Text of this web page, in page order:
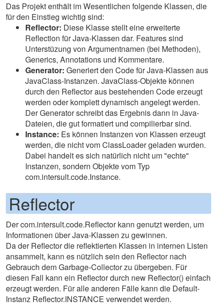
Das Projekt enthält im Wesentlichen folgende Klassen, die
für den Einstieg wichtig sind:
Reflector: Diese Klasse stellt eine erweiterte
Reflection für Java-Klassen dar. Features sind
Unterstüzung von Argumentnamen (bei Methoden),
Generics, Annotations und Kommentare.
Generator: Generiert den Code für Java-Klassen aus
JavaClass-Instanzen. JavaClass-Objekte können
durch den Reflector aus bestehenden Code erzeugt
werden oder komplett dynamisch angelegt werden.
Der Generator schreibt das Ergebnis dann in Java-
Dateien, die gut formatiert und compilierbar sind.
Instance: Es können Instanzen von Klassen erzeugt
werden, die nicht vom ClassLoader geladen wurden.
Dabei handelt es sich natürlich nicht um "echte"
Instanzen, sondern Objekte vom Typ
com.intersult.code.Instance.
Reflector
Der com.intersult.code.Reflector kann genutzt werden, um
Informationen über Java-Klassen zu gewinnen.
Da der Reflector die reflektierten Klassen in internen Listen
ansammelt, kann es nützlich sein den Reflector nach
Gebrauch dem Garbage-Collector zu übergeben. Für
diesen Fall kann ein Reflector durch new Reflector() einfach
erzeugt werden. Für alle anderen Fälle kann die Default-
Instanz Reflector.INSTANCE verwendet werden.